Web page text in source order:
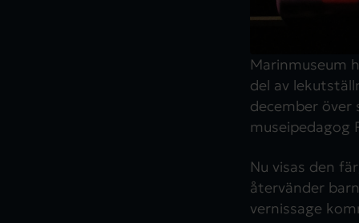
Marinmuseum
del av
december över
museipedagog
Nu visas den
återvänder
vernissage